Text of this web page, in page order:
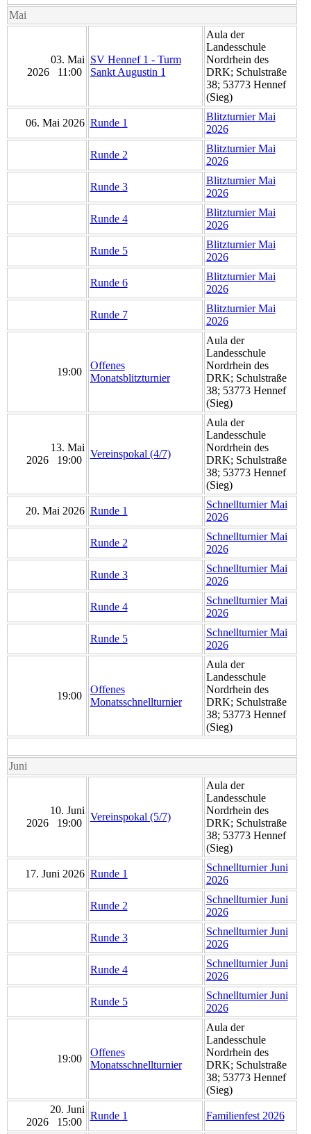
Mai
03. Mai
2026 11:00
SV Hennef 1 - Turm
Sankt Augustin 1
Aula der
Landesschule
Nordrhein des
DRK; Schulstraße
38; 53773 Hennef
(Sieg)
06. Mai 2026 Runde 1
Blitzturnier Mai
2026
Runde 2
Blitzturnier Mai
2026
Runde 3
Blitzturnier Mai
2026
Runde 4
Blitzturnier Mai
2026
Runde 5
Blitzturnier Mai
2026
Runde 6
Blitzturnier Mai
2026
Runde 7
Blitzturnier Mai
2026
19:00
Offenes
Monatsblitzturnier
Aula der
Landesschule
Nordrhein des
DRK; Schulstraße
38; 53773 Hennef
(Sieg)
13. Mai
2026 19:00
Vereinspokal (4/7)
Aula der
Landesschule
Nordrhein des
DRK; Schulstraße
38; 53773 Hennef
(Sieg)
20. Mai 2026 Runde 1
Schnellturnier Mai
2026
Runde 2
Schnellturnier Mai
2026
Runde 3
Schnellturnier Mai
2026
Runde 4
Schnellturnier Mai
2026
Runde 5
Schnellturnier Mai
2026
19:00
Offenes
Monatsschnellturnier
Aula der
Landesschule
Nordrhein des
DRK; Schulstraße
38; 53773 Hennef
(Sieg)
Juni
10. Juni
2026 19:00
Vereinspokal (5/7)
Aula der
Landesschule
Nordrhein des
DRK; Schulstraße
38; 53773 Hennef
(Sieg)
17. Juni 2026 Runde 1
Schnellturnier Juni
2026
Runde 2
Schnellturnier Juni
2026
Runde 3
Schnellturnier Juni
2026
Runde 4
Schnellturnier Juni
2026
Runde 5
Schnellturnier Juni
2026
19:00
Offenes
Monatsschnellturnier
Aula der
Landesschule
Nordrhein des
DRK; Schulstraße
38; 53773 Hennef
(Sieg)
20. Juni
2026 15:00
Runde 1 Familienfest 2026